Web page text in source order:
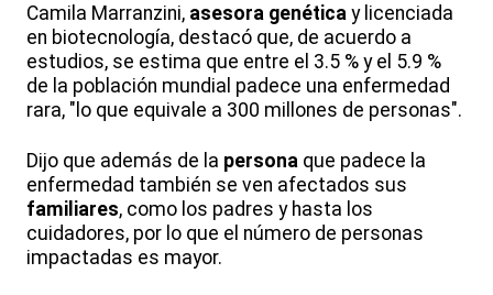
Camila Marranzini, asesora genética y licenciada
en biotecnología, destacó que, de acuerdo a
estudios, se estima que entre el 3.5 % y el 5.9 %
de la población mundial padece una enfermedad
rara, "lo que equivale a 300 millones de personas".
Dijo que además de la persona que padece la
enfermedad también se ven afectados sus
familiares, como los padres y hasta los
cuidadores, por lo que el número de personas
impactadas es mayor.